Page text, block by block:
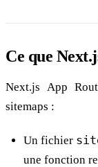
Ce que
Next.js App
sitemaps :
Un fichier
une fonction